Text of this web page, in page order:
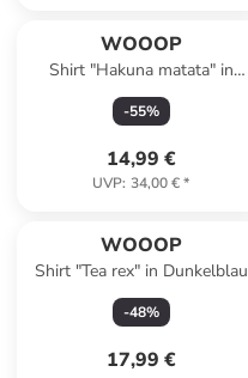
WOOOP
Shirt "Hakuna matata" in
Dunkelblau
-55%
14,99 €
UVP: 34,00 €*
WOOOP
Shirt "Tea rex" in Dunkelblau
-48%
17,99 €